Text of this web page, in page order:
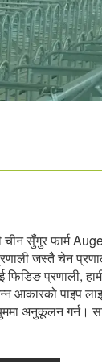
सुँगुर फार्म Auger
जस्तै चेन
प्रणाली,
आकारको पाइप
अनुकूलन गर्न।